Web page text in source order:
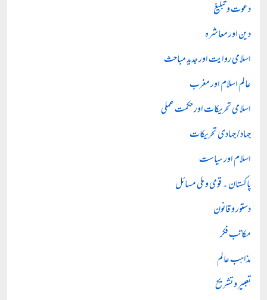
دعوت و تبلیغ
دین اور معاشرہ
اسلامی روایت اور جدید مباحث
عالم اسلام اور مغرب
اسلامی تحریکات اور حکمت عملی
جہاد / جہادی تحریکات
اسلام اور سیاست
پاکستان ۔ قومی و ملی مسائل
دستور و قانون
مکاتب فکر
مذاہب عالم
تعبیر و تشریح